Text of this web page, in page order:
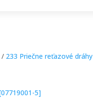
/ 233 Priečne reťazové dráhy